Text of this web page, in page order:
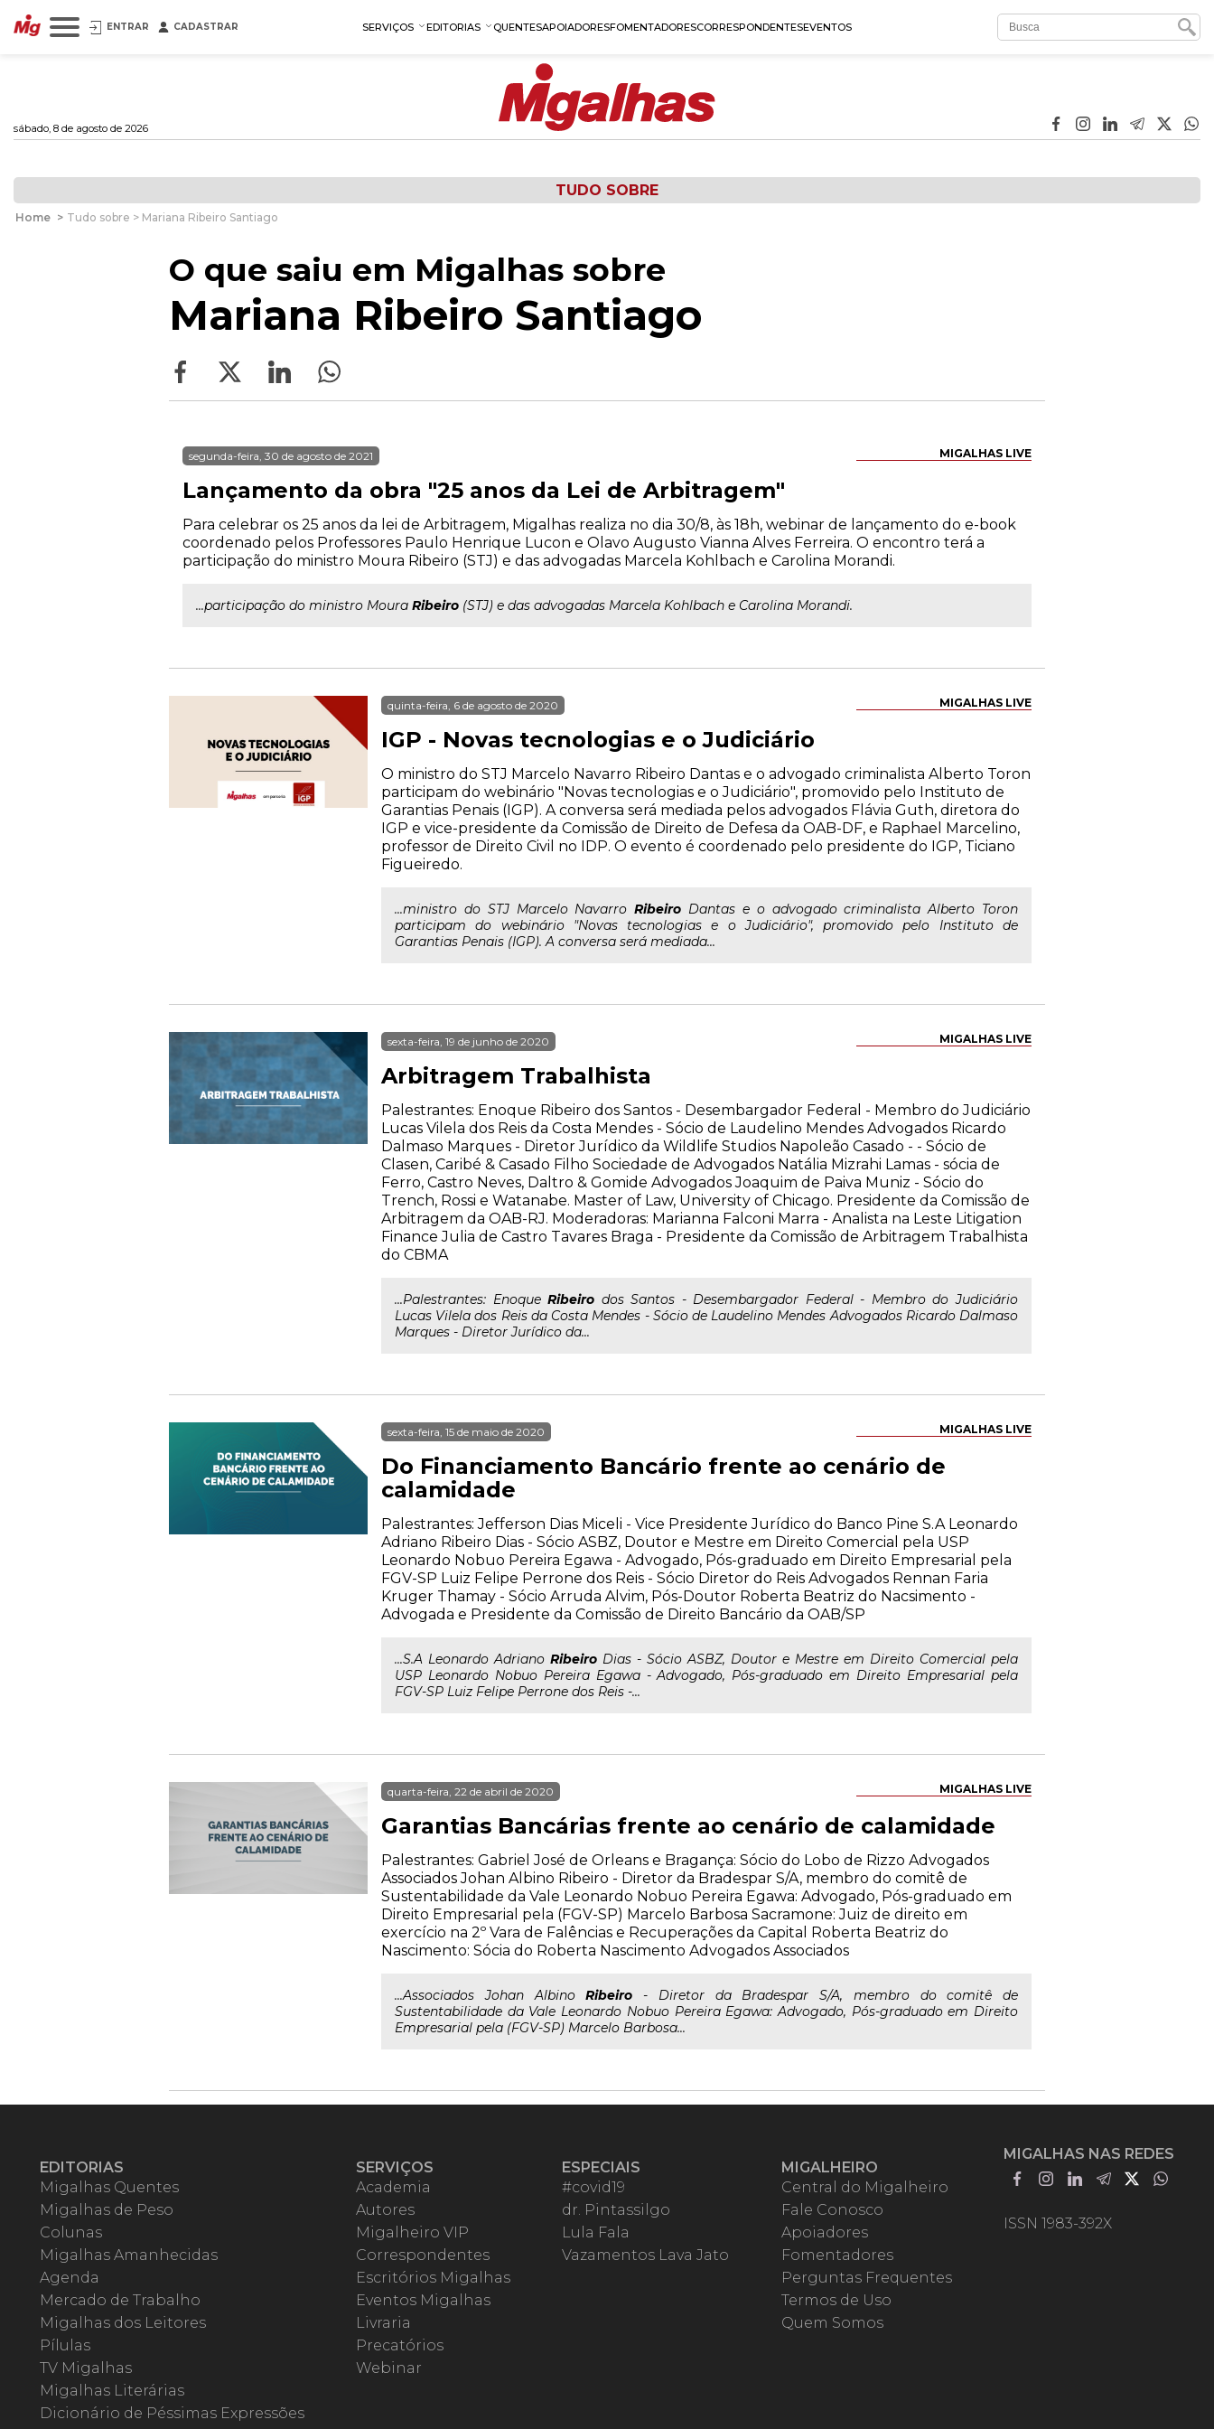
ENTRAR CADASTRAR SERVIÇOS EDITORIAS QUENTESAPOIADORESFOMENTADORESCORRESPONDENTESEVENTOS
sábado, 8 de agosto de 2026
TUDO SOBRE
Home > Tudo sobre > Mariana Ribeiro Santiago
O que saiu em Migalhas sobre
Mariana Ribeiro Santiago
MIGALHAS LIVE
segunda-feira, 30 de agosto de 2021
Lançamento da obra "25 anos da Lei de Arbitragem"
Para celebrar os 25 anos da lei de Arbitragem, Migalhas realiza no dia 30/8, às 18h, webinar de lançamento do e-book
coordenado pelos Professores Paulo Henrique Lucon e Olavo Augusto Vianna Alves Ferreira. O encontro terá a
participação do ministro Moura Ribeiro (STJ) e das advogadas Marcela Kohlbach e Carolina Morandi.
...participação do ministro Moura Ribeiro (STJ) e das advogadas Marcela Kohlbach e Carolina Morandi.
MIGALHAS LIVE
quinta-feira, 6 de agosto de 2020
IGP - Novas tecnologias e o Judiciário
O ministro do STJ Marcelo Navarro Ribeiro Dantas e o advogado criminalista Alberto Toron
participam do webinário "Novas tecnologias e o Judiciário", promovido pelo Instituto de
Garantias Penais (IGP). A conversa será mediada pelos advogados Flávia Guth, diretora do
IGP e vice-presidente da Comissão de Direito de Defesa da OAB-DF, e Raphael Marcelino,
professor de Direito Civil no IDP. O evento é coordenado pelo presidente do IGP, Ticiano
Figueiredo.
...ministro do STJ Marcelo NavarroRibeiro Dantas e o advogado criminalista Alberto Toron
participam do webinário "Novas tecnologias e o Judiciário", promovido pelo Instituto de
Garantias Penais (IGP). A conversa será mediada...
MIGALHAS LIVE
sexta-feira, 19 de junho de 2020
Arbitragem Trabalhista
Palestrantes: Enoque Ribeiro dos Santos - Desembargador Federal - Membro do Judiciário
Lucas Vilela dos Reis da Costa Mendes - Sócio de Laudelino Mendes Advogados Ricardo
Dalmaso Marques - Diretor Jurídico da Wildlife Studios Napoleão Casado - - Sócio de
Clasen, Caribé & Casado Filho Sociedade de Advogados Natália Mizrahi Lamas - sócia de
Ferro, Castro Neves, Daltro & Gomide Advogados Joaquim de Paiva Muniz - Sócio do
Trench, Rossi e Watanabe. Master of Law, University of Chicago. Presidente da Comissão de
Arbitragem da OAB-RJ. Moderadoras: Marianna Falconi Marra - Analista na Leste Litigation
Finance Julia de Castro Tavares Braga - Presidente da Comissão de Arbitragem Trabalhista
do CBMA
...Palestrantes: EnoqueRibeiro dos Santos - Desembargador Federal - Membro do Judiciário
Lucas Vilela dos Reis da Costa Mendes - Sócio de Laudelino Mendes Advogados Ricardo Dalmaso
Marques - Diretor Jurídico da...
MIGALHAS LIVE
sexta-feira, 15 de maio de 2020
Do Financiamento Bancário frente ao cenário de
calamidade
Palestrantes: Jefferson Dias Miceli - Vice Presidente Jurídico do Banco Pine S.A Leonardo
Adriano Ribeiro Dias - Sócio ASBZ, Doutor e Mestre em Direito Comercial pela USP
Leonardo Nobuo Pereira Egawa - Advogado, Pós-graduado em Direito Empresarial pela
FGV-SP Luiz Felipe Perrone dos Reis - Sócio Diretor do Reis Advogados Rennan Faria
Kruger Thamay - Sócio Arruda Alvim, Pós-Doutor Roberta Beatriz do Nacsimento -
Advogada e Presidente da Comissão de Direito Bancário da OAB/SP
...S.A Leonardo Adriano Ribeiro Dias - Sócio ASBZ, Doutor e Mestre em Direito Comercial pela
USP Leonardo Nobuo Pereira Egawa - Advogado, Pós-graduado em Direito Empresarial pela
FGV-SP Luiz Felipe Perrone dos Reis -...
MIGALHAS LIVE
quarta-feira, 22 de abril de 2020
Garantias Bancárias frente ao cenário de calamidade
Palestrantes: Gabriel José de Orleans e Bragança: Sócio do Lobo de Rizzo Advogados
Associados Johan Albino Ribeiro - Diretor da Bradespar S/A, membro do comitê de
Sustentabilidade da Vale Leonardo Nobuo Pereira Egawa: Advogado, Pós-graduado em
Direito Empresarial pela (FGV-SP) Marcelo Barbosa Sacramone: Juiz de direito em
exercício na 2º Vara de Falências e Recuperações da Capital Roberta Beatriz do
Nascimento: Sócia do Roberta Nascimento Advogados Associados
...Associados Johan AlbinoRibeiro - Diretor da Bradespar S/A, membro do comitê de
Sustentabilidade da Vale Leonardo Nobuo Pereira Egawa: Advogado, Pós-graduado em Direito
Empresarial pela (FGV-SP) Marcelo Barbosa...
EDITORIAS
Migalhas Quentes
Migalhas de Peso
Colunas
Migalhas Amanhecidas
Agenda
Mercado de Trabalho
Migalhas dos Leitores
Pílulas
TV Migalhas
Migalhas Literárias
Dicionário de Péssimas Expressões
SERVIÇOS
Academia
Autores
Migalheiro VIP
Correspondentes
Escritórios Migalhas
Eventos Migalhas
Livraria
Precatórios
Webinar
ESPECIAIS
#covid19
dr. Pintassilgo
Lula Fala
Vazamentos Lava Jato
MIGALHEIRO
Central do Migalheiro
Fale Conosco
Apoiadores
Fomentadores
Perguntas Frequentes
Termos de Uso
Quem Somos
MIGALHAS NAS REDES
ISSN 1983-392X